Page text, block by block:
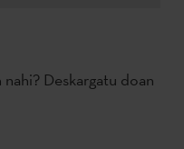
Deskargatu doan